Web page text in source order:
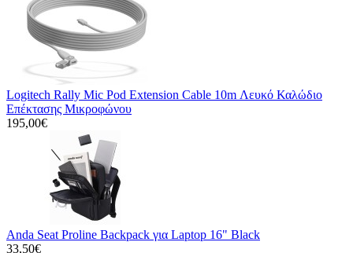
Logitech Rally Mic Pod Extension Cable 10m Λευκό Καλώδιο
Επέκτασης Μικροφώνου
195,00€
Anda Seat Proline Backpack για Laptop 16" Black
33,50€